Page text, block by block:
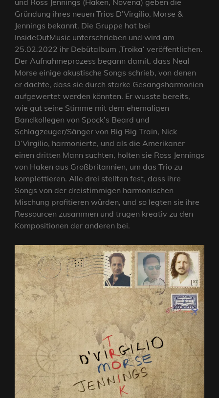
und Ross Jennings (Haken, Novena) geben die
Gründung ihres neuen Trios D’Virgilio, Morse &
Jennings bekannt. Die Gruppe hat bei
InsideOutMusic unterschrieben und wird am
25.02.2022 ihr Debütalbum ‚Troika‘ veröffentlichen.
Der Aufnahmeprozess begann damit, dass Neal
Morse einige akustische Songs schrieb, von denen
er dachte, dass sie durch starke Gesangsharmonien
aufgewertet werden könnten. Er wusste bereits,
wie gut seine Stimme mit dem ehemaligen
Bandkollegen von Spock’s Beard und
Schlagzeuger/Sänger von Big Big Train, Nick
D’Virgilio, harmonierte, und als die Amerikaner
einen dritten Mann suchten, holten sie Ross Jennings
von Haken aus Großbritannien, um das Trio zu
komplettieren. Alle drei stellten fest, dass ihre
Songs von der dreistimmigen harmonischen
Mischung profitieren würden, und so legten sie ihre
Ressourcen zusammen und trugen kreativ zu den
Kompositionen der anderen bei.